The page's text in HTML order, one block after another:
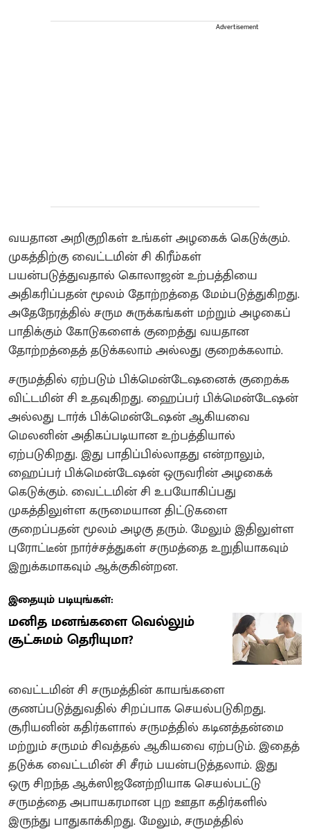
Advertisement
வயதான அறிகுறிகள் உங்கள் அழகைக் கெடுக்கும்.
முகத்திற்கு வைட்டமின் சி கிரீம்கள்
பயன்படுத்துவதால் கொலாஜன் உற்பத்தியை
அதிகரிப்பதன் மூலம் தோற்றத்தை மேம்படுத்துகிறது.
அதேநேரத்தில் சரும சுருக்கங்கள் மற்றும் அழகைப்
பாதிக்கும் கோடுகளைக் குறைத்து வயதான
தோற்றத்தைத் தடுக்கலாம் அல்லது குறைக்கலாம்.
சருமத்தில் ஏற்படும் பிக்மென்டேஷனைக் குறைக்க
விட்டமின் சி உதவுகிறது. ஹைப்பர் பிக்மென்டேஷன்
அல்லது டார்க் பிக்மென்டேஷன் ஆகியவை
மெலனின் அதிகப்படியான உற்பத்தியால்
ஏற்படுகிறது. இது பாதிப்பில்லாதது என்றாலும்,
ஹைப்பர் பிக்மென்டேஷன் ஒருவரின் அழகைக்
கெடுக்கும். வைட்டமின் சி உபயோகிப்பது
முகத்திலுள்ள கருமையான திட்டுகளை
குறைப்பதன் மூலம் அழகு தரும். மேலும் இதிலுள்ள
புரோட்டீன் நார்ச்சத்துகள் சருமத்தை உறுதியாகவும்
இறுக்கமாகவும் ஆக்குகின்றன.
இதையும் படியுங்கள்:
மனித மனங்களை வெல்லும்
சூட்சுமம் தெரியுமா?
வைட்டமின் சி சருமத்தின் காயங்களை
குணப்படுத்துவதில் சிறப்பாக செயல்படுகிறது.
சூரியனின் கதிர்களால் சருமத்தில் கடினத்தன்மை
மற்றும் சருமம் சிவத்தல் ஆகியவை ஏற்படும். இதைத்
தடுக்க வைட்டமின் சி சீரம் பயன்படுத்தலாம். இது
ஒரு சிறந்த ஆக்ஸிஜனேற்றியாக செயல்பட்டு
சருமத்தை அபாயகரமான புற ஊதா கதிர்களில்
இருந்து பாதுகாக்கிறது. மேலும், சருமத்தில்